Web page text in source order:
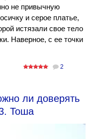
не привычную
и серое платье,
истязали свое тело
Наверное, с ее точки
2
ли доверять
Тоша